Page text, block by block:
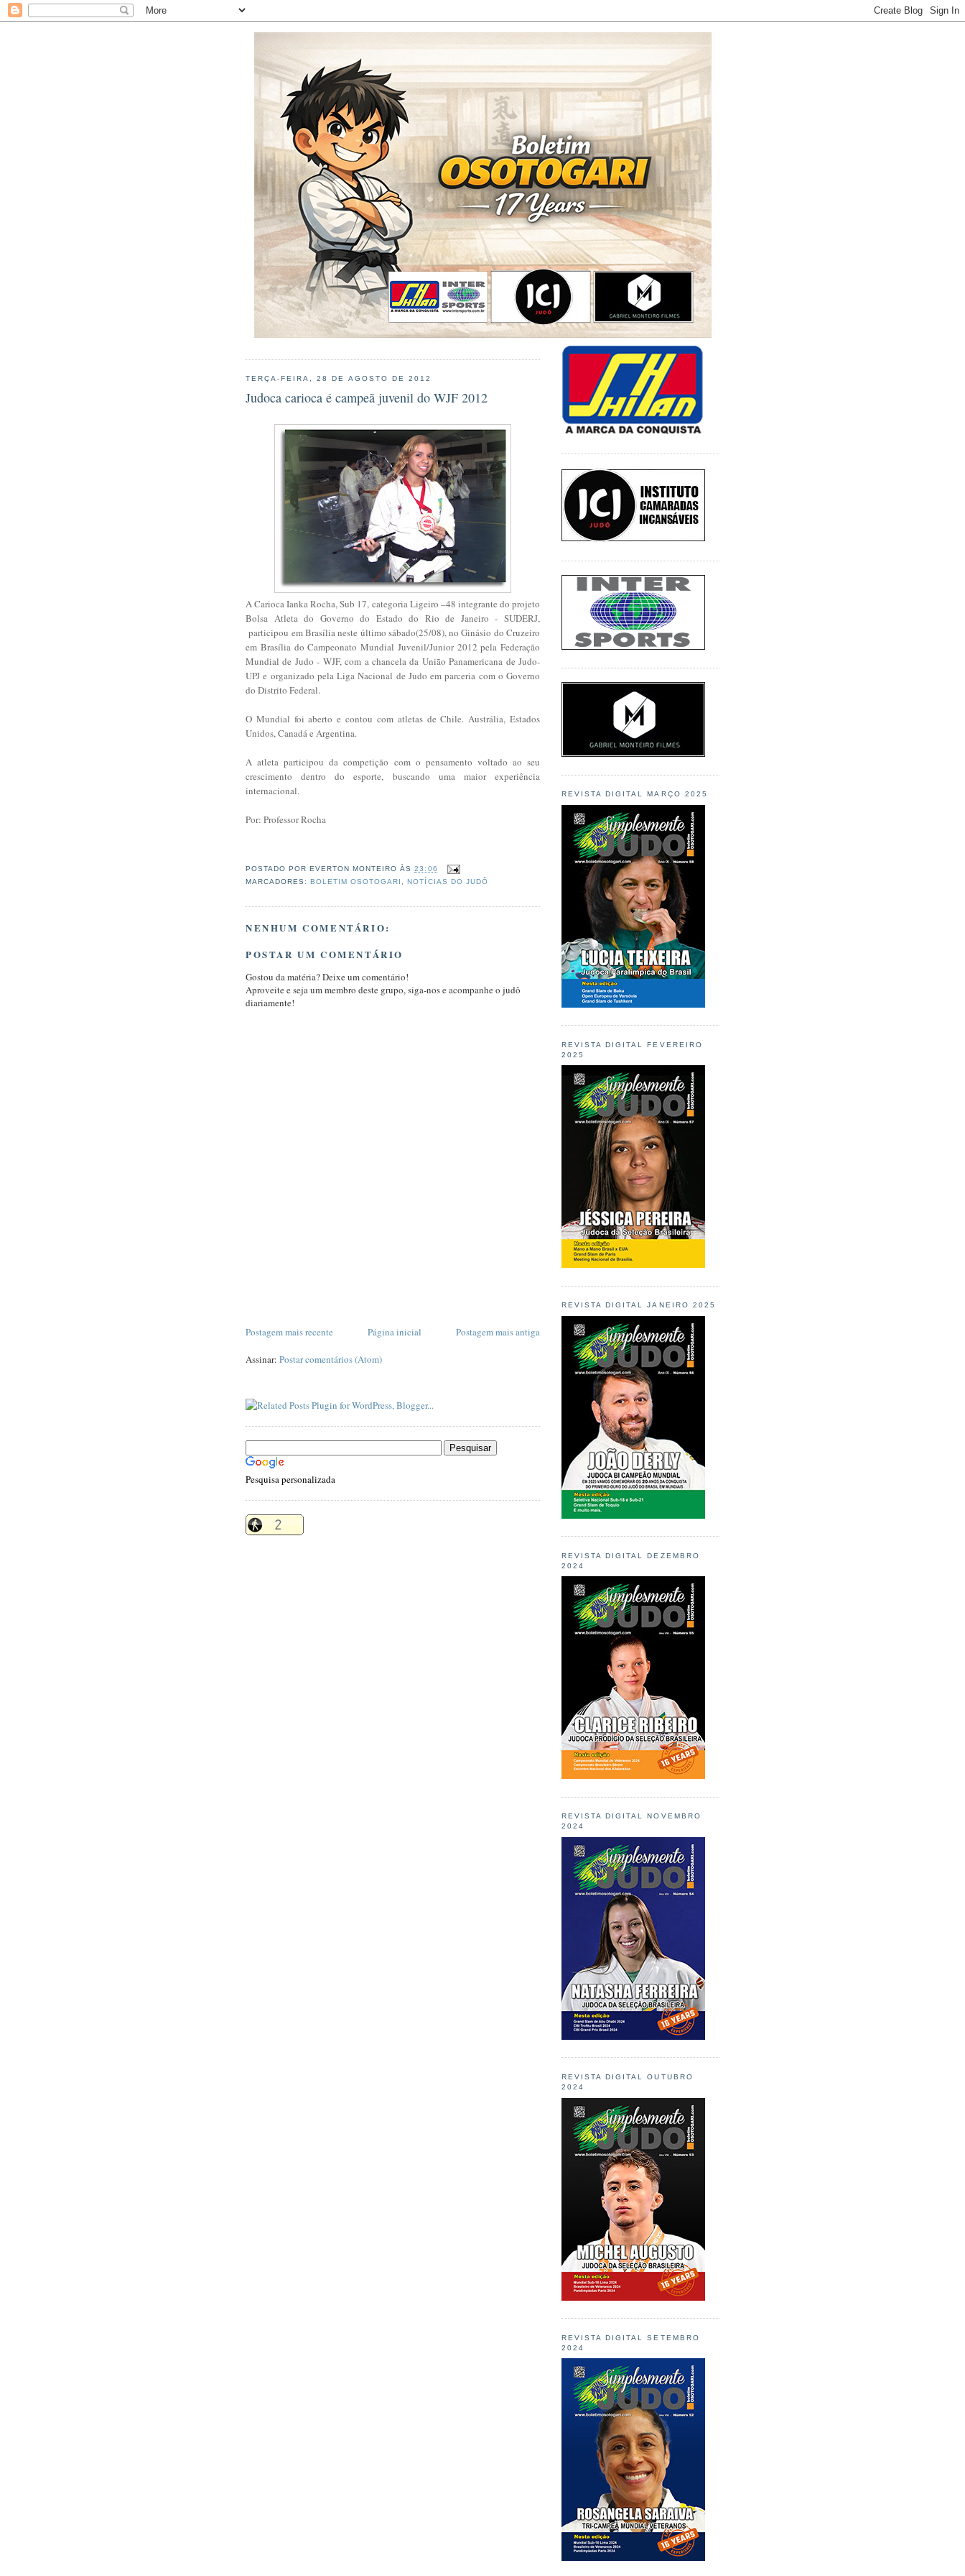
TERÇA-FEIRA, 28 DE AGOSTO DE 2012
Judoca carioca é campeã juvenil do WJF 2012
A Carioca Ianka Rocha, Sub 17, categoria Ligeiro –48 integrante do projeto
Bolsa Atleta do Governo do Estado do Rio de Janeiro - SUDERJ,
participou em Brasília neste último sábado(25/08), no Ginásio do Cruzeiro
em Brasília do Campeonato Mundial Juvenil/Junior 2012 pela Federação
Mundial de Judo - WJF, com a chancela da União Panamericana de Judo-
UPJ e organizado pela Liga Nacional de Judo em parceria com o Governo
do Distrito Federal.
O Mundial foi aberto e contou com atletas de Chile. Austrália, Estados
Unidos, Canadá e Argentina.
A atleta participou da competição com o pensamento voltado ao seu
crescimento dentro do esporte, buscando uma maior experiência
internacional.
Por: Professor Rocha
POSTADO POR EVERTON MONTEIRO ÀS23:06
MARCADORES:BOLETIM OSOTOGARI ,NOTÍCIAS DO JUDÔ
NENHUM COMENTÁRIO:
POSTAR UM COMENTÁRIO
Gostou da matéria? Deixe um comentário!
Aproveite e seja um membro deste grupo, siga-nos e acompanhe o judô
diariamente!
Postagem mais recente Postagem mais antiga
Página inicial
Assinar: Postar comentários (Atom)
Pesquisa personalizada
REVISTA DIGITAL MARÇO 2025
REVISTA DIGITAL FEVEREIRO
2025
REVISTA DIGITAL JANEIRO 2025
REVISTA DIGITAL DEZEMBRO
2024
REVISTA DIGITAL NOVEMBRO
2024
REVISTA DIGITAL OUTUBRO
2024
REVISTA DIGITAL SETEMBRO
2024